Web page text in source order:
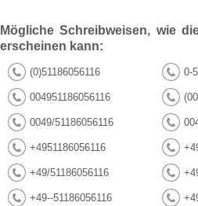
Mögliche Schreibweisen, wie
erscheinen kann:
(0)51186056116 0-
004951186056116
0049/51186056116
+4951186056116
+49/51186056116
+49--51186056116